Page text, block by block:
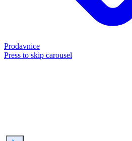
Prodavnice
Press to skip carousel